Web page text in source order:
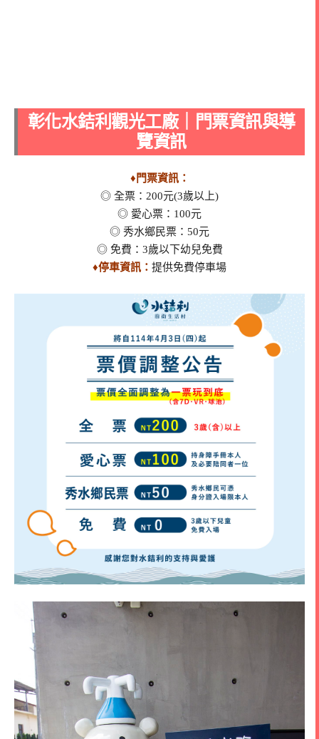
彰化水銡利觀光工廠｜門票資訊與導
覽資訊
♦門票資訊：
◎ 全票：200元(3歲以上)
◎ 愛心票：100元
◎ 秀水鄉民票：50元
◎ 免費：3歲以下幼兒免費
♦停車資訊： 提供免費停車場